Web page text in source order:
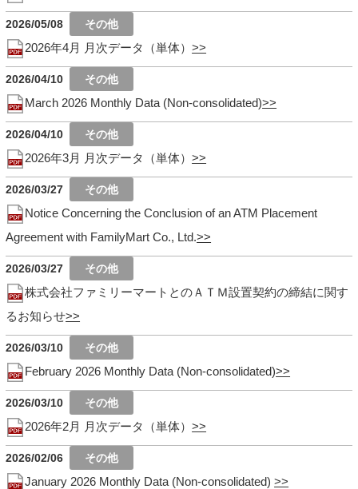
2026/05/08
2026年4月 月次データ（単体）
2026/04/10
March 2026 Monthly Data (Non-consolidated)
2026/04/10
2026年3月 月次データ（単体）
2026/03/27
Notice Concerning the Conclusion of an ATM Placement
Agreement with FamilyMart Co., Ltd.
2026/03/27
株式会社ファミリーマートとのＡＴＭ設置契約の締結に関す
るお知らせ
2026/03/10
February 2026 Monthly Data (Non-consolidated)
2026/03/10
2026年2月 月次データ（単体）
2026/02/06
January 2026 Monthly Data (Non-consolidated)